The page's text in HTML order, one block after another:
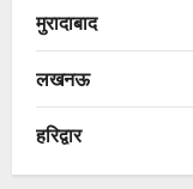
मुरादाबाद
लखनऊ
हरिद्वार